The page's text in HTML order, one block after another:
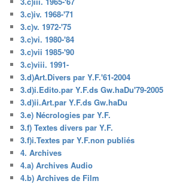
3.c)iv. 1968-'71
3.c)v. 1972-'75
3.c)vi. 1980-'84
3.c)vii 1985-'90
3.c)viii. 1991-
3.d)Art.Divers par Y.F.'61-2004
3.d)i.Edito.par Y.F.ds Gw.haDu'79-2005
3.d)ii.Art.par Y.F.ds Gw.haDu
3.e) Nécrologies par Y.F.
3.f) Textes divers par Y.F.
3.f)i.Textes par Y.F.non publiés
4. Archives
4.a) Archives Audio
4.b) Archives de Film